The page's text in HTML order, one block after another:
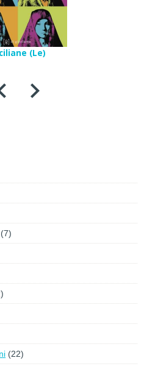
(Le)
(7)
(22)